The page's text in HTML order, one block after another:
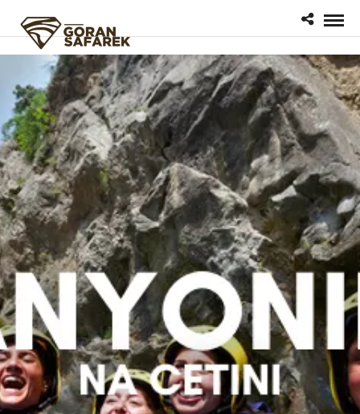
google.com, pub-1200596537863530, DIRECT, f08c47fec0942fa0